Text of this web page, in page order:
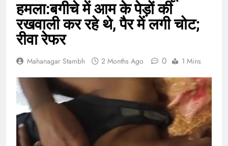
हमला:बगीचे में आम के पेड़ों की
रखवाली कर रहे थे, पैर में लगी चोट;
रीवा रेफर
Mahanagar Stambh 2 Months Ago 0 1 Mins